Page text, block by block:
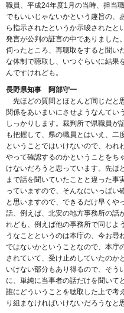
職員、平成24年度1月の当時、担当
でもいいじゃないかという趣旨の、
ら指示されたというか示唆されたと
発言が公判の証言の中でありました
伺ったところ、再聴取をすると聞い
な体制で聴取し、いつぐらいに結果
んですけれども。
長野県知事 阿部守一
先ほどの質問とほとんど同じだと
関係をあいまいにさせようなんてい
しっかりします。裁判所で県職員が
も把握して、県の職員とはいえ、二
ということではいけないので、われ
やって確認するのかということをち
けないだろうと思っています。先ほ
まで話を聞いていたことと違った事
っていますので、そんなにいっぱい
と思いますので、できるだけ早くや
話、例えば、北安の地方事務所の話
れども、例えば他の事務所で同じよ
うなことというのは本庁の、今お尋
ではないかということなので、本庁
されていて、受け止めしていたのか
いけない部分もあり得るので、そう
に、単純に当事者の話だけを聞いて
誰にどういうことを聴取した上で考
り組まなければいけないだろうなと